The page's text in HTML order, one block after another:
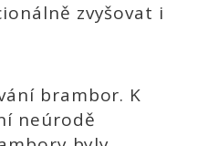
zvyšovat i
brambor. K
neúrodě